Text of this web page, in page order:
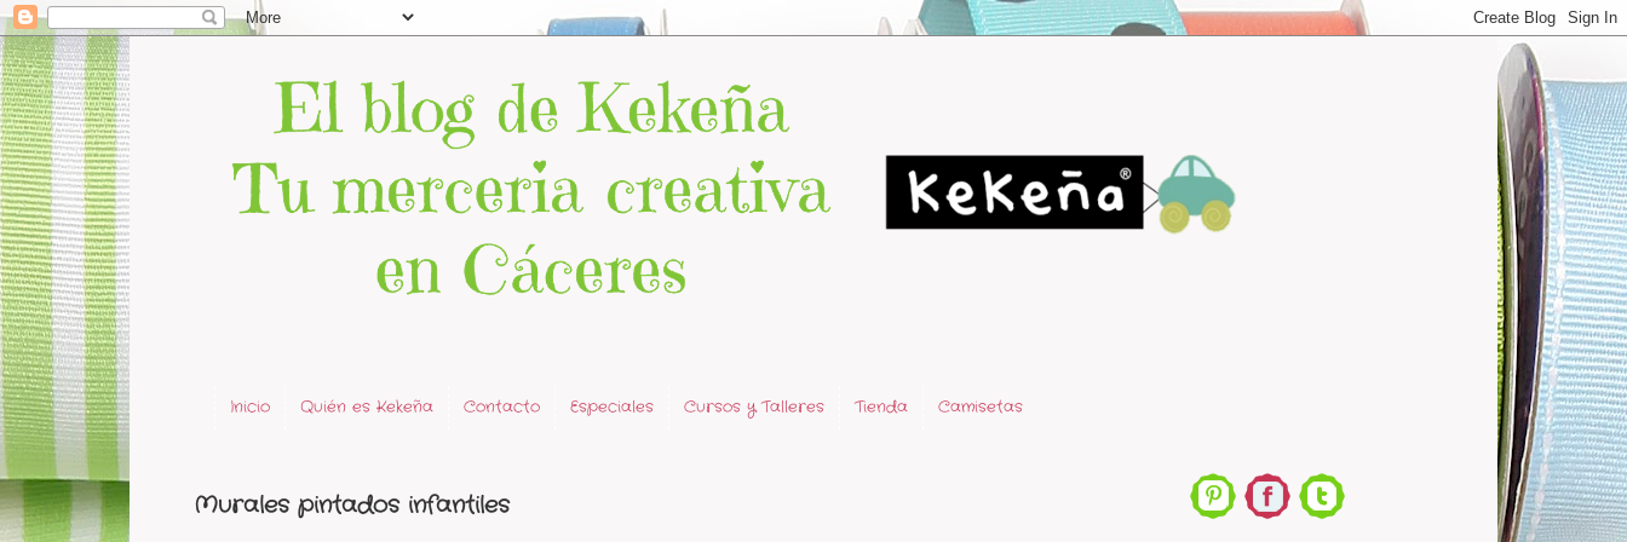
Inicio Quién es Kekeña Contacto Especiales Cursos y Talleres Tienda Camisetas
Murales pintados infantiles